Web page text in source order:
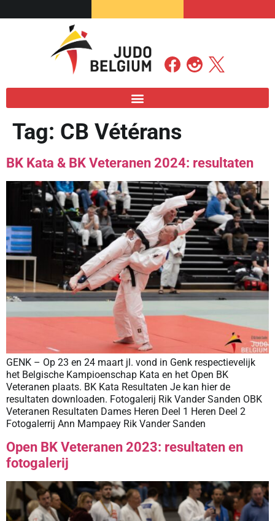
Tag: CB Vétérans
BK Kata & BK Veteranen 2024: resultaten
GENK – Op 23 en 24 maart jl. vond in Genk respectievelijk
het Belgische Kampioenschap Kata en het Open BK
Veteranen plaats. BK Kata Resultaten Je kan hier de
resultaten downloaden. Fotogalerij Rik Vander Sanden OBK
Veteranen Resultaten Dames Heren Deel 1 Heren Deel 2
Fotogalerrij Ann Mampaey Rik Vander Sanden
Open BK Veteranen 2023: resultaten en
fotogalerij